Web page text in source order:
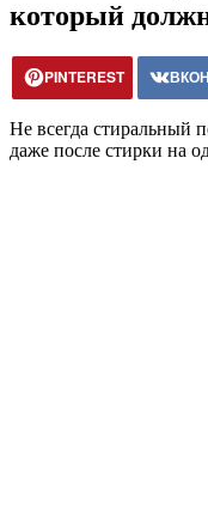
который
PINTEREST
Не всегда стиральный
даже после стирки на